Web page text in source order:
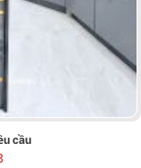
cầu